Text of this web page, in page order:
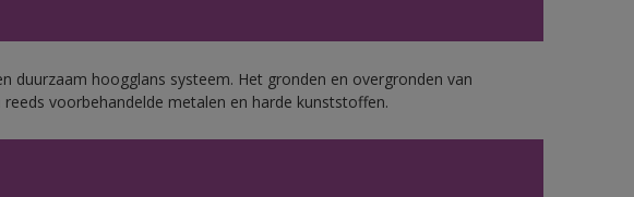
duurzaam hoogglans systeem. Het gronden en overgronden van
voorbehandelde metalen en harde kunststoffen.